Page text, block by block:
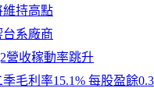
維持高點
系廠商
營收稼動率跳升
毛利率15.1% 每股盈餘